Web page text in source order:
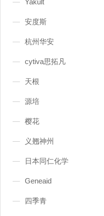
Yakult
安度斯
杭州华安
cytiva思拓凡
天根
源培
樱花
义翘神州
日本同仁化学
Geneaid
四季青